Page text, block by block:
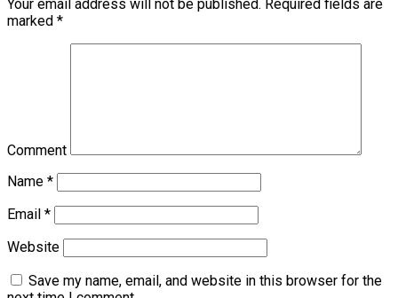
Your email address will not be published. Required fields are
marked *
Comment
Name *
Email *
Website
Save my name, email, and website in this browser for the